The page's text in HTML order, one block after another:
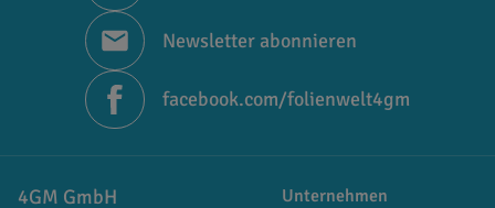
Newsletter abonnieren
facebook.com/folienwelt4gm
4GM GmbH Unternehmen